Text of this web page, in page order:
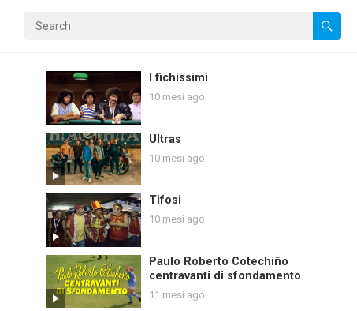
I fichissimi
10 mesi ago
Ultras
10 mesi ago
Tifosi
10 mesi ago
Paulo Roberto Cotechiño
centravanti di sfondamento
11 mesi ago